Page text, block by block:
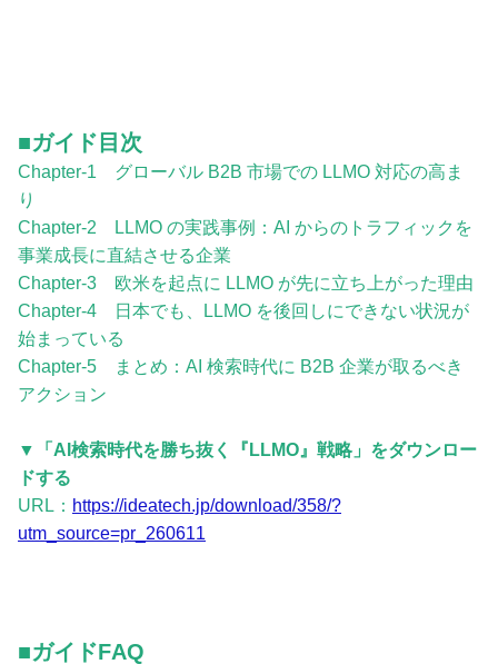
■ガイド目次
Chapter-1 グローバル B2B 市場での LLMO 対応の高ま
り
Chapter-2 LLMO の実践事例：AI からのトラフィックを
事業成長に直結させる企業
Chapter-3 欧米を起点に LLMO が先に立ち上がった理由
Chapter-4 日本でも、LLMO を後回しにできない状況が
始まっている
Chapter-5 まとめ：AI 検索時代に B2B 企業が取るべき
アクション
▼「AI検索時代を勝ち抜く『LLMO』戦略」をダウンロー
ドする
URL： https://ideatech.jp/download/358/?
utm_source=pr_260611
■ガイドFAQ